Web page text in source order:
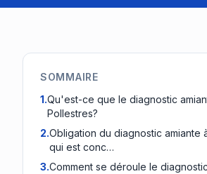
SOMMAIRE
1.Qu'est-ce que le diagnostic
Pollestres?
2.Obligation du diagnostic amiante
qui est conc…
3.Comment se déroule le